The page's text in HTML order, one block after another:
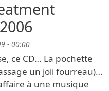
- 00:00
ce CD… La pochette
un joli fourreau)…
à une musique